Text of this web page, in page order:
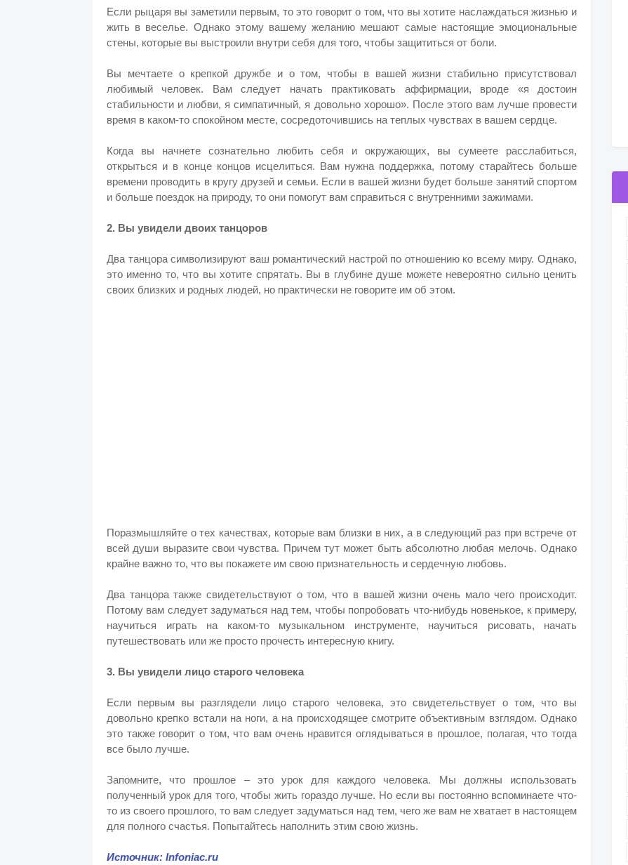
Если рыцаря вы заметили первым, то это говорит о том, что вы хотите наслаждаться жизнью и
жить в веселье. Однако этому вашему желанию мешают самые настоящие эмоциональные
стены, которые вы выстроили внутри себя для того, чтобы защититься от боли.
Вы мечтаете о крепкой дружбе и о том, чтобы в вашей жизни стабильно присутствовал
любимый человек. Вам следует начать практиковать аффирмации, вроде «я достоин
стабильности и любви, я симпатичный, я довольно хорошо». После этого вам лучше провести
время в каком-то спокойном месте, сосредоточившись на теплых чувствах в вашем сердце.
Когда вы начнете сознательно любить себя и окружающих, вы сумеете расслабиться,
открыться и в конце концов исцелиться. Вам нужна поддержка, потому старайтесь больше
времени проводить в кругу друзей и семьи. Если в вашей жизни будет больше занятий спортом
и больше поездок на природу, то они помогут вам справиться с внутренними зажимами.
2. Вы увидели двоих танцоров
Два танцора символизируют ваш романтический настрой по отношению ко всему миру. Однако,
это именно то, что вы хотите спрятать. Вы в глубине душе можете невероятно сильно ценить
своих близких и родных людей, но практически не говорите им об этом.
Поразмышляйте о тех качествах, которые вам близки в них, а в следующий раз при встрече от
всей души выразите свои чувства. Причем тут может быть абсолютно любая мелочь. Однако
крайне важно то, что вы покажете им свою признательность и сердечную любовь.
Два танцора также свидетельствуют о том, что в вашей жизни очень мало чего происходит.
Потому вам следует задуматься над тем, чтобы попробовать что-нибудь новенькое, к примеру,
научиться играть на каком-то музыкальном инструменте, научиться рисовать, начать
путешествовать или же просто прочесть интересную книгу.
3. Вы увидели лицо старого человека
Если первым вы разглядели лицо старого человека, это свидетельствует о том, что вы
довольно крепко встали на ноги, а на происходящее смотрите объективным взглядом. Однако
это также говорит о том, что вам очень нравится оглядываться в прошлое, полагая, что тогда
все было лучше.
Запомните, что прошлое – это урок для каждого человека. Мы должны использовать
полученный урок для того, чтобы жить гораздо лучше. Но если вы постоянно вспоминаете что-
то из своего прошлого, то вам следует задуматься над тем, чего же вам не хватает в настоящем
для полного счастья. Попытайтесь наполнить этим свою жизнь.
Источник: Infoniac.ru